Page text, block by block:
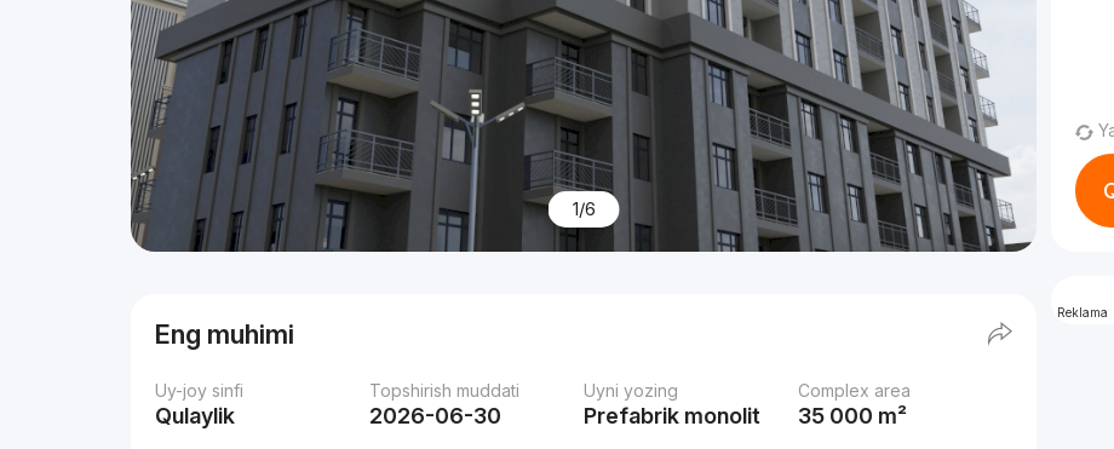
1/6
Eng muhimi
Uy-joy sinfi
Qulaylik
Topshirish muddati
2026-06-30
Uyni yozing
Prefabrik monolit
Complex area
35 000 m²
Reklama